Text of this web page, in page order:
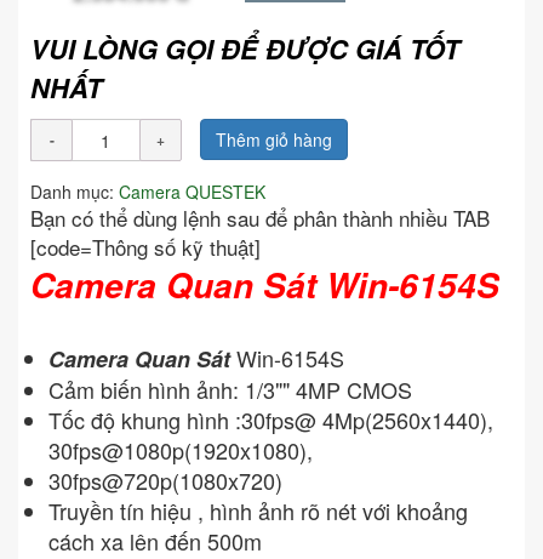
VUI LÒNG GỌI ĐỂ ĐƯỢC GIÁ TỐT
NHẤT
Thêm giỏ hàng
Danh mục: Camera QUESTEK
Bạn có thể dùng lệnh sau để phân thành nhiều TAB
[code=Thông số kỹ thuật]
Camera Quan Sát Win-6154S
Camera Quan SátWin-6154S
Cảm biến hình ảnh: 1/3"" 4MP CMOS
Tốc độ khung hình :30fps@ 4Mp(2560x1440),
30fps@1080p(1920x1080),
30fps@720p(1080x720)
Truyền tín hiệu , hình ảnh rõ nét với khoảng
cách xa lên đến 500m